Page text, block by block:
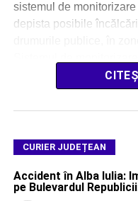
sistemul de
depista posibile
CURIER JUDEȚEAN
Accident în Alba Iulia:
pe Bulevardul